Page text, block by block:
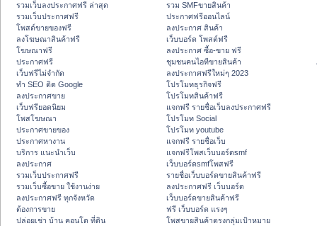
รวมเว็บลงประกาศฟรี ล่าสุด
รวมเว็บประกาศฟรี
โพสต์ขายของฟรี
ลงโฆษณาสินค้าฟรี
โฆษณาฟรี
ประกาศฟรี
เว็บฟรีไม่จำกัด
ทำ SEO ติด Google
ลงประกาศขาย
เว็บฟรียอดนิยม
โพสโฆษณา
ประกาศขายของ
ประกาศหางาน
บริการ แนะนำเว็บ
ลงประกาศ
รวมเว็บประกาศฟรี
รวมเว็บซื้อขาย ใช้งานง่าย
ลงประกาศฟรี ทุกจังหวัด
ต้องการขาย
ปล่อยเช่า บ้าน คอนโด ที่ดิน
รวม SMFขายสินค้า
ประกาศฟรีออนไลน์
ลงประกาศ สินค้า
เว็บบอร์ด โพสต์ฟรี
ลงประกาศ ซื้อ-ขาย ฟรี
ชุมชนคนไอทีขายสินค้า
ลงประกาศฟรีใหม่ๆ 2023
โปรโมทธุรกิจฟรี
โปรโมทสินค้าฟรี
แจกฟรี รายชื่อเว็บลงประกาศฟรี
โปรโมท Social
โปรโมท youtube
แจกฟรี รายชื่อเว็บ
แจกฟรีโพสเว็บบอร์ดsmf
เว็บบอร์ดsmfโพสฟรี
รายชื่อเว็บบอร์ดขายสินค้าฟรี
ลงประกาศฟรี เว็บบอร์ด
เว็บบอร์ดขายสินค้าฟรี
ฟรี เว็บบอร์ด แรงๆ
โพสขายสินค้าตรงกลุ่มเป้าหมาย